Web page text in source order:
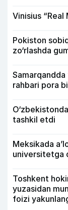
Vinisius
Pokiston
zo‘rlashda
rahbari pora
tashkil etdi
Meksikada
universitetga
Toshkent
yuzasidan
foizi